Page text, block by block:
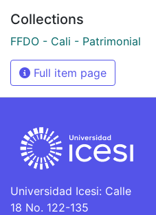
Collections
FFDO - Cali - Patrimonial
Full item page
Universidad Icesi: Calle
18 No. 122-135